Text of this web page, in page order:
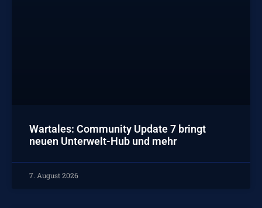
Wartales: Community Update 7 bringt
neuen Unterwelt-Hub und mehr
7. August 2026